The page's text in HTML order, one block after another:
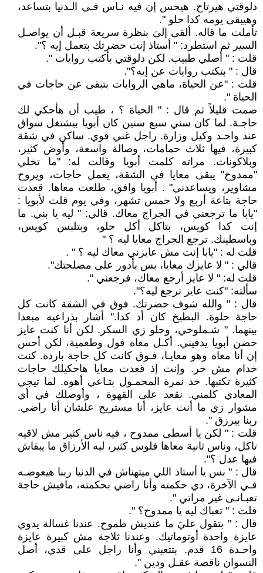
دلوقتي هيرتاح. هيحس إن فيه نـاس فـي الـدنيا بتساعد،
وهيبقى يومه كدا حلو ".
تأملت ما قاله. ألقى إلىَ بنظرة سريعة قبـل أن يواصـل
السير ثم استطرد: " أستاذ إنت حضرتك بتعمل إيه ؟".
قلت : " أصلي طبيب. لكن دلوقتي بأكتب روايات ".
قال : " بتكتب روايات عن إيه؟".
قلت : "عن الحياة، ماهي الروايات بتبقى عن حاجات في
الحياة ".
صمت قليلاً ثم قال : " الحياة ؟ ، طيب أن هأحكي لك
حاجـة. لما كان سني سبع سنين كان أبويا بيشتغل سواق
عند واحـد وكيل وزارة. راجل غني قوي. ساكن في شقة
كبيرة، فيها ثلاث حمامات، وصالة واسعة، وأوض كثير،
وبلاكونات. مراته كلمت أبويا وقالت له: "ما تخلي
"ممدوح" يبقى معايا في الشقة، يعمل حاجات، ويروح
مشاوير، ويساعدني" . أبويا وافق، طلعت معاها. قعدت
حاجة بتاعة أربع ولا خمس تشهر، وفي يوم قلت لأبويا :
"يابا ما ترجعني في الجراج معاك. قالي: " ليه يا بني. ما
إنت كدا كويس، بتاكل أكل حلو، وبتلبس كويس،
وباسطينك. ترجع الجراج معايا ليه ؟ "
قلت له : "يابا إنت مش عايزني معاك ليه ؟ " .
قالي : " لا عايزك معايا، بس بأدور على مصلحتك".
قلت له: " لا عايز أرجع معاك، فرجعني ".
سألته: "كنت عايز ترجع ليه؟".
قال : " والله شوف حضرتك. فوق في الشقة كانت كل
حاجة حلوة. البطيخ كان أد كدا." أشار بذراعيه مبعدا
بينهما. " شـملوخي، وحلو زي السكر. لكن أنا كنت عايز
حضن أبويا يدفيني. أكـل معاه فول وطعمية، لكن أحس
إن أنا معاه وهو معايـا، فـوق كانت كل حاجة باردة. كنت
خدام مش حر. وإنت إذ قعدت معايا هاحكيلك حاجات
كثيرة تكتبها. خد نمرة المحمـول بتـاعي أهوه. لما تيجي
المعادي كلمني. نقعد على القهوة ، وأوصلك في أي
مشوار زي ما أنت عايز، أنا مستريح علشان أنا راضي.
ربنا بيرزق ".
قلت : " لكن يا أسطى ممدوح ، فيه ناس كثير مش لاقيه
تاكل، وناس ثانية معاها فلوس كثير، ليه الأرزاق ما يبقاش
فيها عدل ؟".
قال : " بس يا أستاذ اللي ميتهناش في الدنيا ربنا هيعوضـه
فـي الآخرة، دي حكمته وأنا راضي بحكمته، مافيش حاجة
تعبـانـى غير مراتي ".
قلت : " تعباك ليه يا ممدوح؟ ".
قال : " بتقول عليَ ما عنديش طموح. عندنا غسالة يدوي
عايزة واحدة أوتوماتيك. وعندنا ثلاجة مش كبيرة عايزة
واحـدة 16 قدم. بتتعبني وأنا راجل على قدي، أصل
النسوان ناقصة عقـل ودين ".